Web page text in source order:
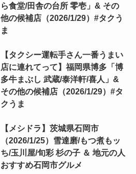
ら食堂/田舎の台所 零壱」& その
他の候補店（2026/1/29）#タクう
ま
【タクシー運転手さん一番うまい
店に連れてって】福岡県博多「博
多牛まぶし 武蔵/泰洋軒/喜人」&
その他の候補店（2026/1/29）#タ
クうま
【メシドラ】茨城県石岡市
（2026/1/25）雪達磨/もつ煮もッ
ち/玉川屋/旬彩 杉の子 ＆ 地元の人
おすすめ石岡市グルメ